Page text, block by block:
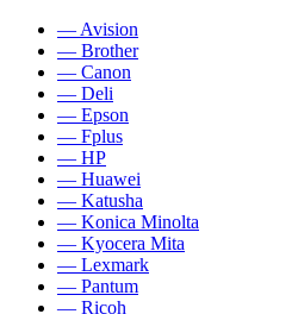
— Avision
— Brother
— Canon
— Deli
— Epson
— Fplus
— HP
— Huawei
— Katusha
— Konica Minolta
— Kyocera Mita
— Lexmark
— Pantum
— Ricoh